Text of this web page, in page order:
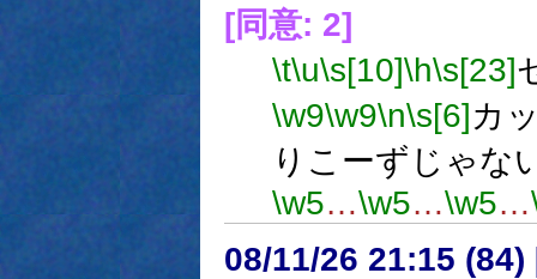
[同意: 2]
\t\u\s[10]\h\s[23]
\w9\w9\n\s[6]カ
りこーずじゃな
\w5…\w5…\w5…
08/11/26 21:15 (84)